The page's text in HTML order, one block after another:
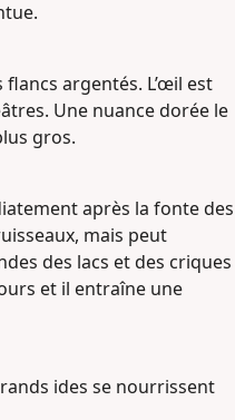
argentés. L’œil est
Une nuance dorée le
gros.
après la fonte des
mais peut
des lacs et des criques
et il entraîne une
ides se nourrissent